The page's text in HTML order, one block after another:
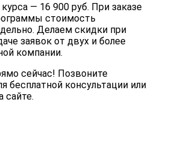
— 16 900 руб. При заказе
стоимость
Делаем скидки при
заявок от двух и более
компании.
сейчас! Позвоните
бесплатной консультации или
сайте.